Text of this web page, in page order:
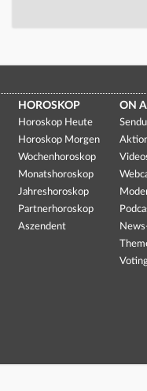
HOROSKOP
Horoskop Heute
Horoskop Morgen
Wochenhoroskop
Monatshoroskop
Jahreshoroskop
Partnerhoroskop
Aszendent
ON